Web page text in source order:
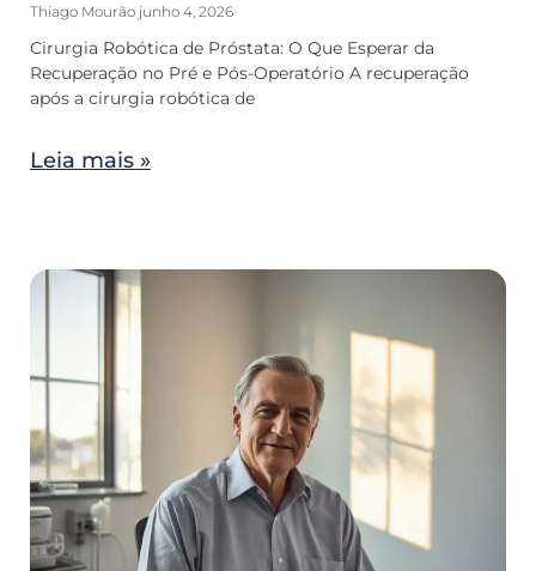
Thiago Mourão junho 4, 2026
Cirurgia Robótica de Próstata: O Que Esperar da
Recuperação no Pré e Pós-Operatório A recuperação
após a cirurgia robótica de
Leia mais »